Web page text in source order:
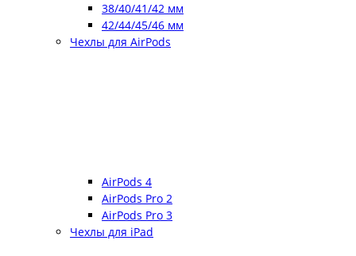
38/40/41/42 мм
42/44/45/46 мм
Чехлы для AirPods
AirPods 4
AirPods Pro 2
AirPods Pro 3
Чехлы для iPad